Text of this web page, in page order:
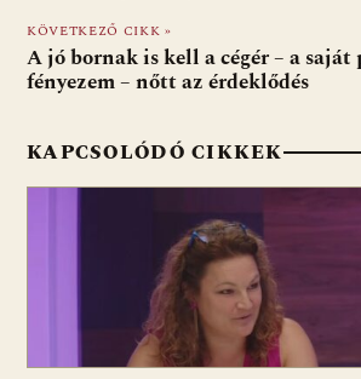
o
o
k
A
p
p
KÖVETKEZŐ CIKK »
A jó bornak is kell a cégér – a
fényezem – nőtt az érdeklődés
KAPCSOLÓDÓ CIKKEK